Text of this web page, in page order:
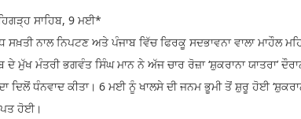
ਸਾਹਿਬ, 9 ਮਈ*
ਸਖ਼ਤੀ ਨਾਲ ਨਿਪਟਣ ਅਤੇ ਪੰਜਾਬ ਵਿੱਚ ਫਿਰਕੂ ਸਦਭਾਵਨਾ ਵਾਲਾ ਮਾਹੌਲ
ਮੁੱਖ ਮੰਤਰੀ ਭਗਵੰਤ ਸਿੰਘ ਮਾਨ ਨੇ ਅੱਜ ਚਾਰ ਰੋਜ਼ਾ ‘ਸ਼ੁਕਰਾਨਾ ਯਾਤਰਾ’
ਦਿਲੋਂ ਧੰਨਵਾਦ ਕੀਤਾ। 6 ਮਈ ਨੂੰ ਖਾਲਸੇ ਦੀ ਜਨਮ ਭੂਮੀ ਤੋਂ ਸ਼ੁਰੂ ਹੋਈ
ਹੋਈ।